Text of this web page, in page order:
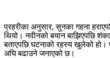
प्रहरीका अनुसार, सुनका गहना
थियो। नवीनको बयान बाझिएपछि
बताएपछि घटनाको रहस्य खुलेको हो।
अघि बढाउने जनाएको छ।